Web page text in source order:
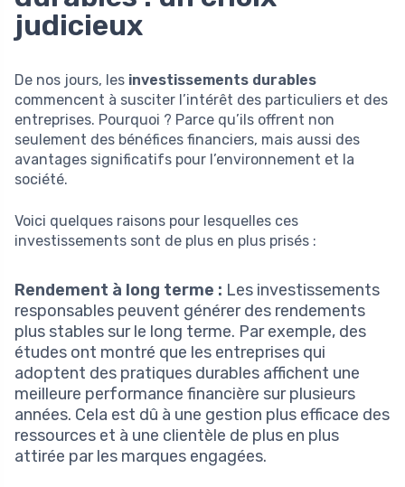
judicieux
De nos jours, les investissements durables
commencent à susciter l’intérêt des particuliers et des
entreprises. Pourquoi ? Parce qu’ils offrent non
seulement des bénéfices financiers, mais aussi des
avantages significatifs pour l’environnement et la
société.
Voici quelques raisons pour lesquelles ces
investissements sont de plus en plus prisés :
Rendement à long terme : Les investissements
responsables peuvent générer des rendements
plus stables sur le long terme. Par exemple, des
études ont montré que les entreprises qui
adoptent des pratiques durables affichent une
meilleure performance financière sur plusieurs
années. Cela est dû à une gestion plus efficace des
ressources et à une clientèle de plus en plus
attirée par les marques engagées.